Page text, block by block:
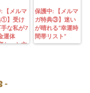
【メルマ
①】受け
な私が7
運体
わった方
・金運ブ
外す開
保護中: 【メルマ
ガ特典③】迷い
が晴れる“幸運時
間帯リスト”
-